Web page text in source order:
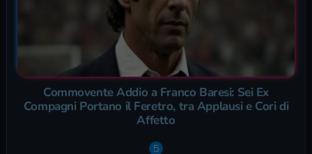
Commovente Addio a Franco Baresi: Sei Ex
Compagni Portano il Feretro, tra Applausi e Cori di
Affetto